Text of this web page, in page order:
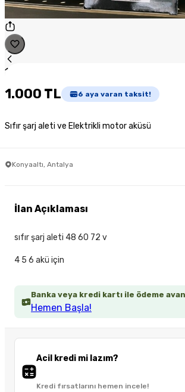
1
1.000 TL 6 aya varan taksit!
Sıfır şarj aleti ve Elektrikli motor aküsü
Konyaaltı, Antalya
Banka veya kredi kartı ile ödeme
Hemen Başla!
Acil kredi mi lazım?
Kredi fırsatlarını hemen incele!
İlan Açıklaması
sıfır şarj aleti 48 60 72 v
4 5 6 akü için